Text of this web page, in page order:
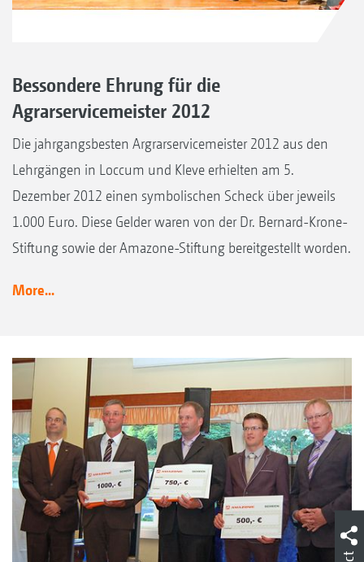
Bessondere Ehrung für die
Agrarservicemeister 2012
Die jahrgangsbesten Argrarservicemeister 2012 aus den
Lehrgängen in Loccum und Kleve erhielten am 5.
Dezember 2012 einen symbolischen Scheck über jeweils
1.000 Euro. Diese Gelder waren von der Dr. Bernard-Krone-
Stiftung sowie der Amazone-Stiftung bereitgestellt worden.
More...